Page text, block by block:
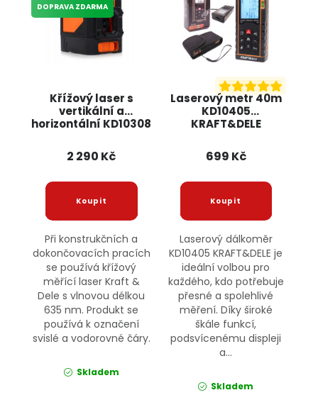
Křížový laser s
vertikální a
horizontální KD10308
DOPRAVA ZDARMA
2 290 Kč
Při konstrukčních a
dokončovacích pracích
se používá křížový
měřící laser Kraft &
Dele s vlnovou délkou
635 nm. Produkt se
používá k označení
svislé a vodorovné čáry.
Skladem
Laserový metr 40m
KD10405
KRAFT&DELE
699 Kč
Laserový dálkoměr
KD10405 KRAFT&DELE je
ideální volbou pro
každého, kdo potřebuje
přesné a spolehlivé
měření. Díky široké
škále funkcí,
podsvícenému displeji
a...
Skladem